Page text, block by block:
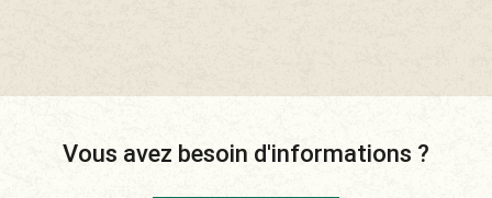
Vous avez besoin d'informations ?